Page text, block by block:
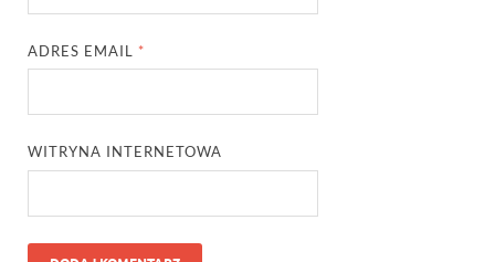
ADRES EMAIL *
WITRYNA INTERNETOWA